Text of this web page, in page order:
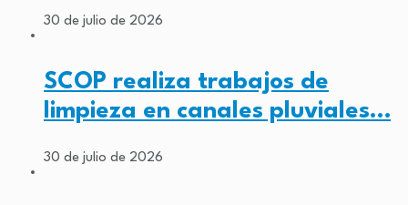
30 de julio de 2026
SCOP realiza trabajos de
limpieza en canales pluviales…
30 de julio de 2026